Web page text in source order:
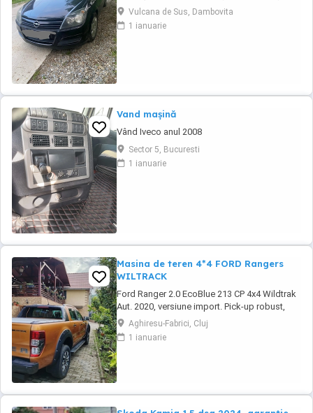
deplasa, pretul este negociabil la fata locului,
masina are si instalație Gpl omologată.
Vulcana de Sus, Dambovita
1 ianuarie
Vand mașină
Vând Iveco anul 2008
Sector 5, Bucuresti
1 ianuarie
Masina de teren 4*4 FORD Rangers
WILTRACK
Ford Ranger 2.0 EcoBlue 213 CP 4x4 Wildtrak
Aut. 2020, versiune import. Pick-up robust,
performant și echipat complet, ideal pentru
activități profesionale sau aventuri off-road,
cu tehnologie modernă, tracțiune integrală și
Aghiresu-Fabrici, Cluj
1 ianuarie